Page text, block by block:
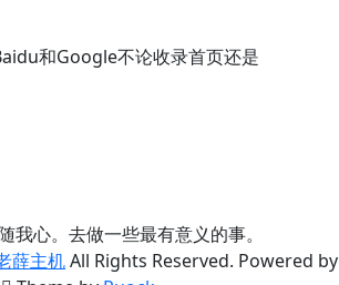
和Google不论收录首页还是
我心。去做一些最有意义的事。
薛主机All Rights Reserved. Powered by